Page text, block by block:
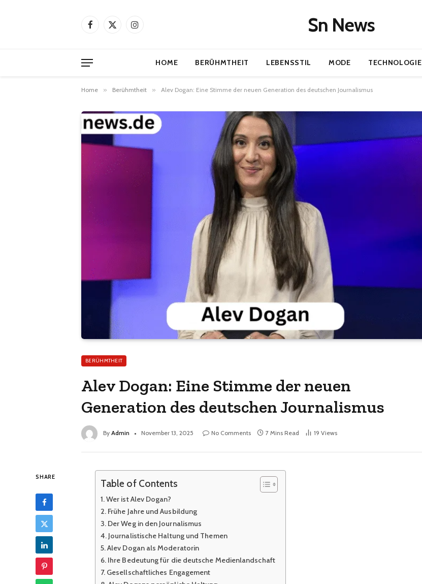
Facebook
X
Instagram Sn News
HOME BERÜHMTHEIT LEBENSSTIL MODE TECHNOLOGIE
Home » Berühmtheit » Alev Dogan: Eine Stimme der neuen Generation des deutschen Journalismus
BERÜHMTHEIT
Alev Dogan: Eine Stimme der neuen
Generation des deutschen Journalismus
By Admin November 13, 2025 No Comments 7 Mins Read 19 Views
SHARE
Table of Contents
Wer ist Alev Dogan?
Frühe Jahre und Ausbildung
Der Weg in den Journalismus
Journalistische Haltung und Themen
Alev Dogan als Moderatorin
Ihre Bedeutung für die deutsche Medienlandschaft
Gesellschaftliches Engagement